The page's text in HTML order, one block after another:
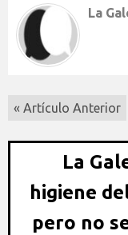
La
« Artículo Anterior
La
higiene
pero no